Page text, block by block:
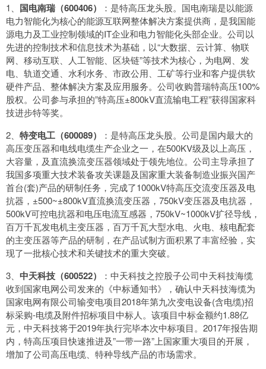
1、 国电南瑞（600406）
：是特高压龙头股。国电南瑞是以能源
电力智能化为核心的能源互联网整体解决方案提供商，是我国能
源电力及工业控制领域的IT企业和电力智能化头部企业。公司以
先进的控制技术和信息技术为基础，以“大数据、云计算、物联
网、移动互联、人工智能、区块链”等技术为核心，为电网、发
电、轨道交通、水利水务、市政公用、工矿等行业和客户提供软
硬件产品、整体解决方案及应用服务。公司收购普瑞特高压100%
股权。公司参与承担的”特高压±800kV直流输电工程”获得国家科
技进步特等奖。
2、 特变电工（600089）
：是特高压龙头股。公司是国内最大的
高压变压器和电线电缆生产企业之一，在500KV级及以上高压，
大容量，及直流换流变压器领域处于领先地位。公司主导承担了
我国多项重大技术装备攻关课题及国家重大装备制造业振兴国产
首台(套)产品的研制任务，完成了1000kV特高压交流变压器及电
抗器，±500~±800kV直流换流变压器，750kV变压器及电抗器，
500kV可控电抗器和电压电流互感器，750kV~1000kV扩径导线，
百万千瓦发电机主变压器，百万千瓦大型水电、火电、核电配套
的主变压器等产品的研制，在产品试制方面积累了丰富经验，实
现了一批核心技术和关键技术的重大突破。
3、 中天科技（600522）
：中天科技之控股子公司中天科技海缆
收到国家电网公司发来的《中标通知书》，确认中天科技海缆为
国家电网有限公司输变电项目2018年第九次变电设备(含电缆)招
标采购-电缆及附件招标项目中标人。该项目中标金额约1.88亿
元，中天科技将于2019年执行完毕本次中标项目。2017年报告期
内，特高压项目快速推进及”一带一路”上国家重大项目的开展，
增加了公司高压电缆、特种导线产品的市场需求。